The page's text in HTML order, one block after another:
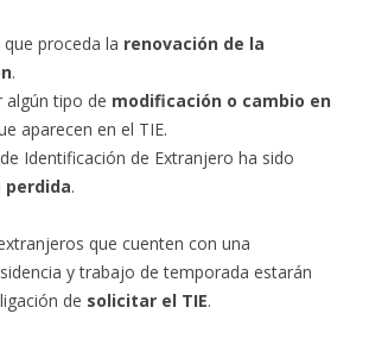
proceda la renovación de la
.
algún tipo de modificación o cambio en
aparecen en el TIE.
Identificación de Extranjero ha sido
perdida.
que cuenten con una
y trabajo de temporada estarán
de solicitar el TIE.